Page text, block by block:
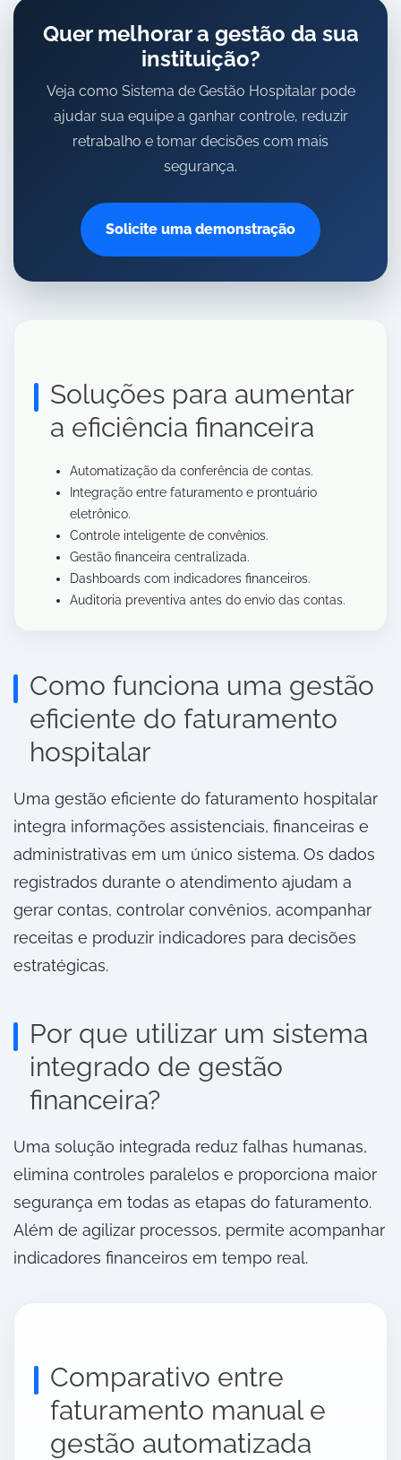
Quer melhorar a gestão da sua
instituição?
Veja como Sistema de Gestão Hospitalar pode
ajudar sua equipe a ganhar controle, reduzir
retrabalho e tomar decisões com mais
segurança.
Solicite uma demonstração
Soluções para aumentar
a eficiência financeira
Automatização da conferência de contas.
Integração entre faturamento e prontuário
eletrônico.
Controle inteligente de convênios.
Gestão financeira centralizada.
Dashboards com indicadores financeiros.
Auditoria preventiva antes do envio das contas.
Como funciona uma gestão
eficiente do faturamento
hospitalar
Uma gestão eficiente do faturamento hospitalar
integra informações assistenciais, financeiras e
administrativas em um único sistema. Os dados
registrados durante o atendimento ajudam a
gerar contas, controlar convênios, acompanhar
receitas e produzir indicadores para decisões
estratégicas.
Por que utilizar um sistema
integrado de gestão
financeira?
Uma solução integrada reduz falhas humanas,
elimina controles paralelos e proporciona maior
segurança em todas as etapas do faturamento.
Além de agilizar processos, permite acompanhar
indicadores financeiros em tempo real.
Comparativo entre
faturamento manual e
gestão automatizada